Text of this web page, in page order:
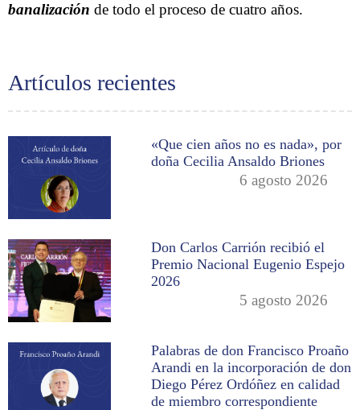
Artículos recientes
«Que cien años no es nada», por
doña Cecilia Ansaldo Briones
6 agosto 2026
Don Carlos Carrión recibió el
Premio Nacional Eugenio Espejo
2026
5 agosto 2026
Palabras de don Francisco Proaño
Arandi en la incorporación de don
Diego Pérez Ordóñez en calidad
de miembro correspondiente
banalización de todo el proceso de cuatro años.